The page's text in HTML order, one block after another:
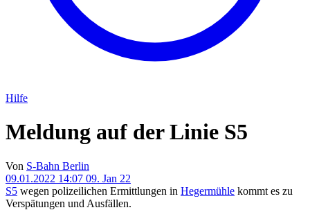
Hilfe
Meldung auf der Linie S5
Von S-Bahn Berlin
09.01.2022 14:07 09. Jan 22
S5 wegen polizeilichen Ermittlungen in Hegermühle kommt es zu
Verspätungen und Ausfällen.